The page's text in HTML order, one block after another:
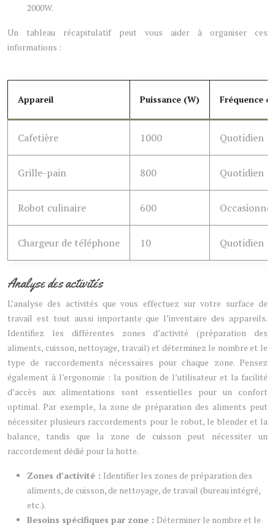
2000W.
Un tableau récapitulatif peut vous aider à organiser ces
informations :
Appareil Puissance (W) Fréquence
Cafetière 1000 Quotidien
Grille-pain 800 Quotidien
Robot culinaire 600 Occasionnel
Chargeur de téléphone 10 Quotidien
Analyse des activités
L’analyse des activités que vous effectuez sur votre surface de
travail est tout aussi importante que l’inventaire des appareils.
Identifiez les différentes zones d’activité (préparation des
aliments, cuisson, nettoyage, travail) et déterminez le nombre et le
type de raccordements nécessaires pour chaque zone. Pensez
également à l’ergonomie : la position de l’utilisateur et la facilité
d’accès aux alimentations sont essentielles pour un confort
optimal. Par exemple, la zone de préparation des aliments peut
nécessiter plusieurs raccordements pour le robot, le blender et la
balance, tandis que la zone de cuisson peut nécessiter un
raccordement dédié pour la hotte.
Zones d’activité : Identifier les zones de préparation des
aliments, de cuisson, de nettoyage, de travail (bureau intégré,
etc.).
Besoins spécifiques par zone : Déterminer le nombre et le